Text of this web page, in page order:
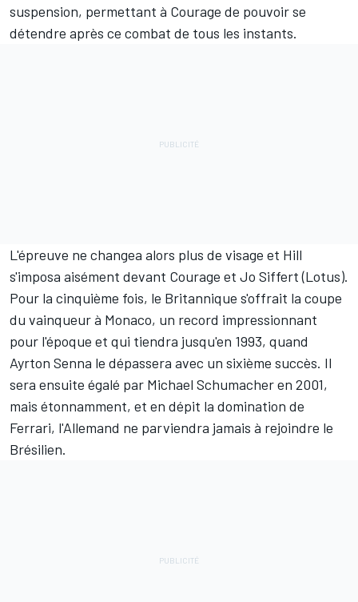
suspension, permettant à Courage de pouvoir se
détendre après ce combat de tous les instants.
L'épreuve ne changea alors plus de visage et Hill
s'imposa aisément devant Courage et Jo Siffert (Lotus).
Pour la cinquième fois, le Britannique s'offrait la coupe
du vainqueur à Monaco, un record impressionnant
pour l'époque et qui tiendra jusqu'en 1993, quand
Ayrton Senna le dépassera avec un sixième succès. Il
sera ensuite égalé par Michael Schumacher en 2001,
mais étonnamment, et en dépit la domination de
Ferrari, l'Allemand ne parviendra jamais à rejoindre le
Brésilien.